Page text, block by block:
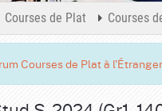
Courses de Plat Courses
Courses de Plat à l'Étranger